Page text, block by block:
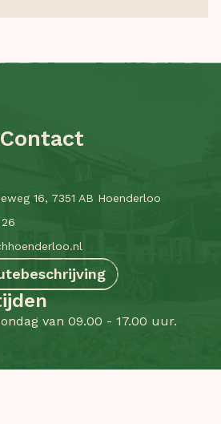
Contact
16, 7351 AB Hoenderloo
van 09.00 - 17.00 uur.